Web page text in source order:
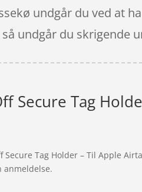
undgår du ved at
undgår du
Secure Tag
Tag Holder – Til Apple
anmeldelse.